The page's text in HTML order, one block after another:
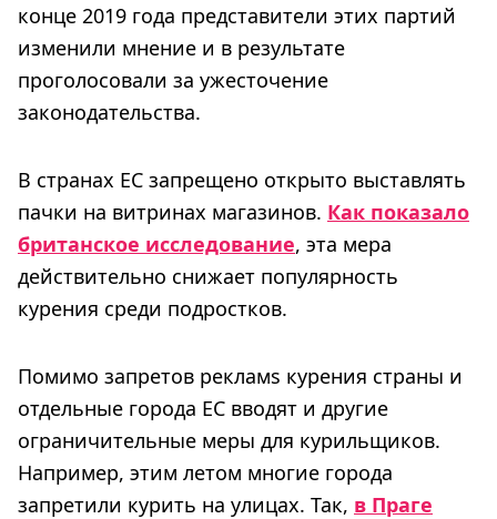
конце 2019 года представители этих партий
изменили мнение и в результате
проголосовали за ужесточение
законодательства.
В странах ЕС запрещено открыто выставлять
пачки на витринах магазинов. Как показало
британское исследование, эта мера
действительно снижает популярность
курения среди подростков.
Помимо запретов рекламs курения страны и
отдельные города ЕС вводят и другие
ограничительные меры для курильщиков.
Например, этим летом многие города
запретили курить на улицах. Так, в Праге